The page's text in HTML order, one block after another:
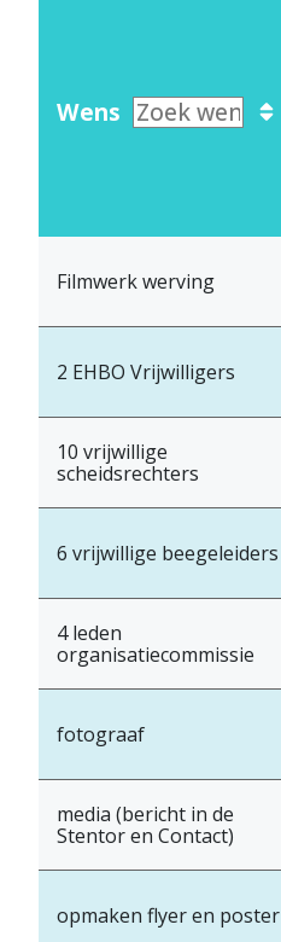
Wens
Filmwerk werving
2 EHBO Vrijwilligers
10 vrijwillige
scheidsrechters
6 vrijwillige beegeleiders
4 leden
organisatiecommissie
fotograaf
media (bericht in de
Stentor en Contact)
opmaken flyer en poster